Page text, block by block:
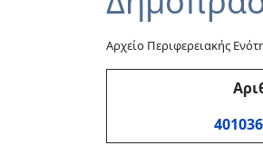
Αρχείο Περιφερειακής